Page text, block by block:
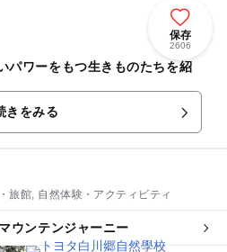
保存
2606
パワーをもつ生きものたちを紹
きをみる
旅館, 自然体験・アクティビティ
ウンテンジャーニー